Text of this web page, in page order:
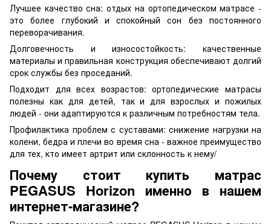
Лучшее качество сна: отдых на ортопедическом матрасе -
это более глубокий и спокойный сон без постоянного
переворачивания.
Долговечность и износостойкость: качественные
материалы и правильная конструкция обеспечивают долгий
срок службы без проседаний.
Подходит для всех возрастов: ортопедические матрасы
полезны как для детей, так и для взрослых и пожилых
людей - они адаптируются к различным потребностям тела.
Профилактика проблем с суставами: снижение нагрузки на
колени, бедра и плечи во время сна - важное преимущество
для тех, кто имеет артрит или склонность к нему/
Почему стоит купить матрас
PEGASUS Horizon именно в нашем
интернет-магазине?